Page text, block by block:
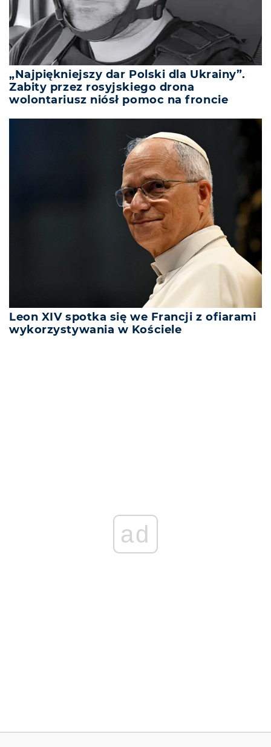
„Najpiękniejszy dar Polski dla Ukrainy”.
Zabity przez rosyjskiego drona
wolontariusz niósł pomoc na froncie
Leon XIV spotka się we Francji z ofiarami
wykorzystywania w Kościele